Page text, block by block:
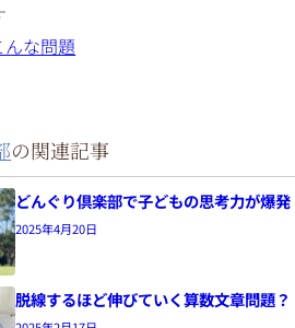
んな問題
の関連記事
どんぐり倶楽部で子どもの思考力が爆発
2025年4月20日
脱線するほど伸びていく算数文章問題？